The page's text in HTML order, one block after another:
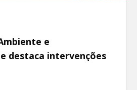
e
destaca intervenções